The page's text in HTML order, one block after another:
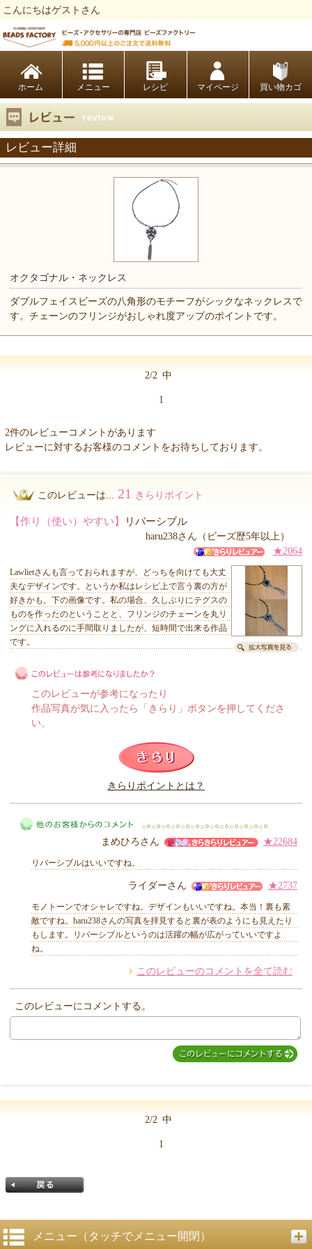
こんにちはゲストさん
ホーム レシピ マイページ 買い物カゴ
レビュー詳細
オクタゴナル・ネックレス
ダブルフェイスビーズの八角形のモチーフがシックなネックレスで
す。チェーンのフリンジがおしゃれ度アップのポイントです。
2/2 中
1
2件のレビューコメントがあります
レビューに対するお客様のコメントをお待ちしております。
このレビューは... 21 きらりポイント
【作り（使い）やすい】 リバーシブル
haru238さん（ビーズ歴5年以上）
★2064
Lawlietさんも言っておられますが、どっちを向けても大丈
夫なデザインです。というか私はレシピ上で言う裏の方が
好きかも。下の画像です。私の場合、久しぶりにテグスの
ものを作ったのということと、フリンジのチェーンを丸リ
ングに入れるのに手間取りましたが、短時間で出来る作品
です。
このレビューは参考になりましたか？
このレビューが参考になったり
作品写真が気に入ったら「きらり」ボタンを押してくださ
い。
きらりポイントとは？
他のお客様からのコメント
まめひろさん ★22684
リバーシブルはいいですね。
ライダーさん ★2737
モノトーンでオシャレですね。デザインもいいですね。本当！裏も素
敵ですね。haru238さんの写真を拝見すると裏が表のようにも見えたり
もします。リバーシブルというのは活躍の幅が広がっていいですよ
ね。
このレビューのコメントを全て読む
このレビューにコメントする。
2/2 中
1
メニュー（タッチでメニュー開閉）